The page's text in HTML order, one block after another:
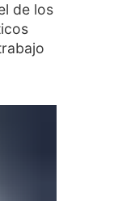
de los